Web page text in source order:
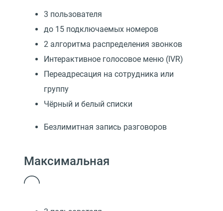
3 пользователя
до 15 подключаемых номеров
2 алгоритма распределения звонков
Интерактивное голосовое меню (IVR)
Переадресация на сотрудника или
группу
Чёрный и белый списки
Безлимитная запись разговоров
Максимальная